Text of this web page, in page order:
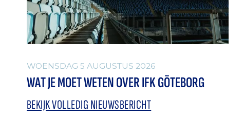
WOENSDAG 5 AUGUSTUS 2026
WAT JE MOET WETEN OVER IFK GÖTEBORG
BEKIJK VOLLEDIG NIEUWSBERICHT